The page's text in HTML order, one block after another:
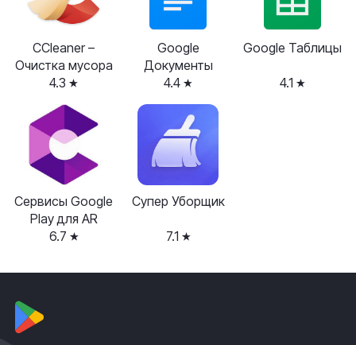
CCleaner –
Очистка мусора
4.3
Google
Документы
4.4
Google Таблицы
4.1
Сервисы Google
Play для AR
6.7
Супер Уборщик
7.1